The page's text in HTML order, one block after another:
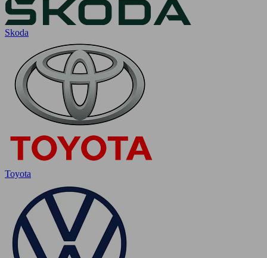
Skoda
Toyota